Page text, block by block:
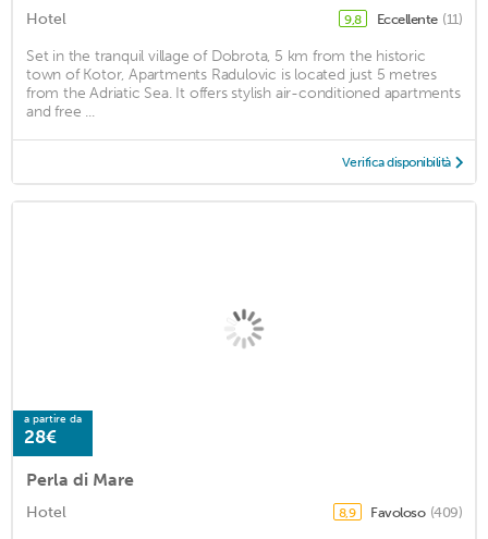
Hotel 9,8 Eccellente (11)
Set in the tranquil village of Dobrota, 5 km from the historic
town of Kotor, Apartments Radulovic is located just 5 metres
from the Adriatic Sea. It offers stylish air-conditioned apartments
and free ...
Verifica disponibilità
a partire da
28€
Perla di Mare
Hotel 8,9 Favoloso (409)